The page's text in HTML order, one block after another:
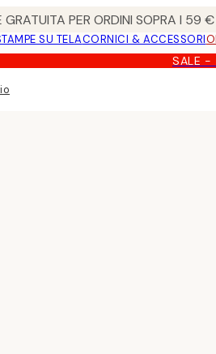
GRATUITA PER ORDINI SOPRA I 59
SU TELACORNICI & ACCESSORI
SALE -